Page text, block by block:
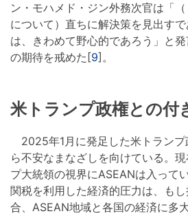
ン・モハメド・ジン外務次官は「
について）直ちに解決策を見出す
は、きわめて野心的であろう」と
の期待を戒めた[9]。
米トランプ政権との付
2025年1月に発足した米トランプ
ら不安なまなざしを向けている。
プ大統領の視界にASEANは入って
関税を利用した経済的圧力は、も
合、ASEAN地域と各国の経済に多